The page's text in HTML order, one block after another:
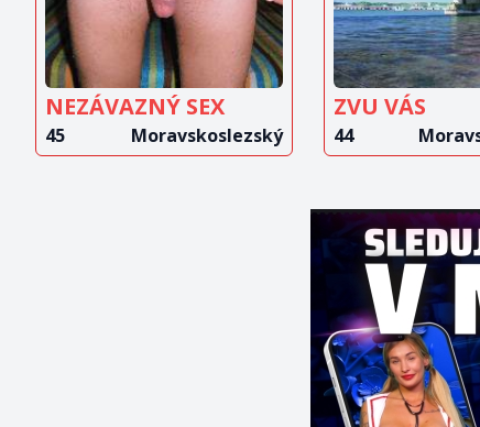
NEZÁVAZNÝ SEX
45 Moravskoslezský
ZVU VÁS
44